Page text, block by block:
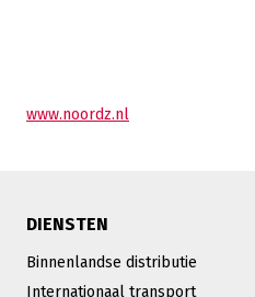
www.noordz.nl
DIENSTEN
Binnenlandse distributie
Internationaal transport